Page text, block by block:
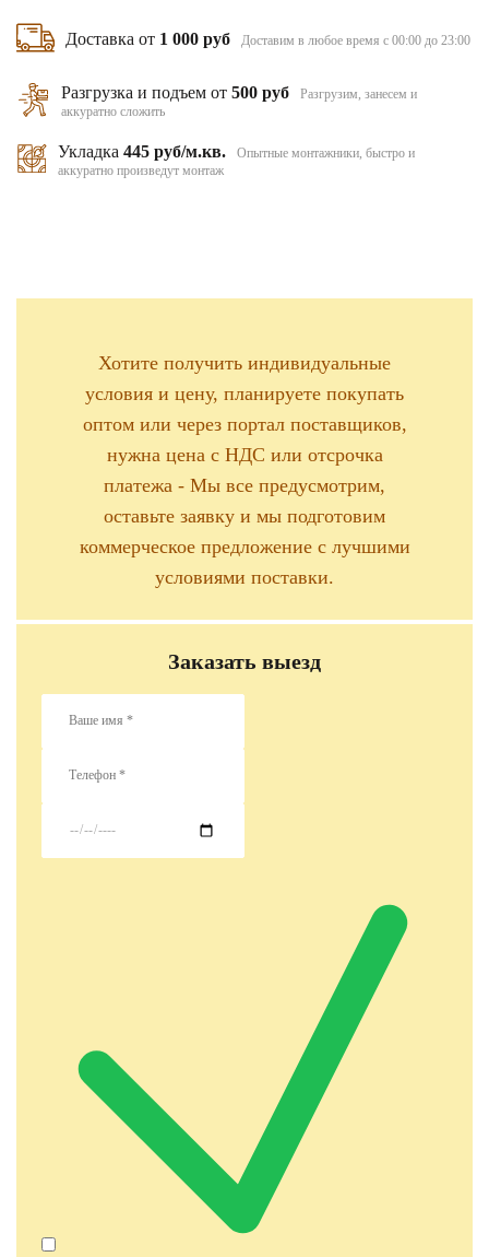
Доставка от 1 000 руб Доставим в любое время с 00:00 до 23:00
Разгрузка и подъем от500 руб
Разгрузим, занесем и
аккуратно сложить
Укладка 445 руб/м.кв.
Опытные монтажники, быстро и
аккуратно произведут монтаж
Хотите получить индивидуальные
условия и цену, планируете покупать
оптом или через портал поставщиков,
нужна цена с НДС или отсрочка
платежа - Мы все предусмотрим,
оставьте заявку и мы подготовим
коммерческое предложение с лучшими
условиями поставки.
Заказать выезд